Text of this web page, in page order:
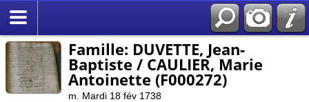
Famille: DUVETTE, Jean-
Baptiste / CAULIER, Marie
Antoinette (F000272)
m. Mardi 18 fév 1738